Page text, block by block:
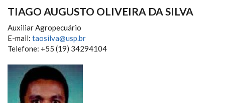
TIAGO AUGUSTO OLIVEIRA DA SILVA
Auxiliar Agropecuário
E-mail: taosilva@usp.br
Telefone: +55 (19) 34294104